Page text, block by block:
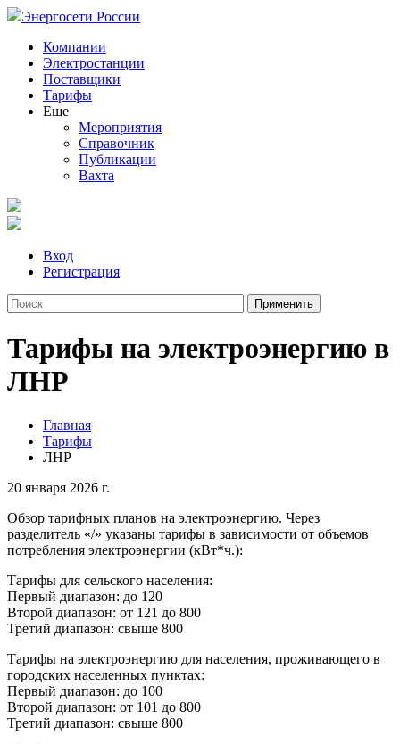
Энергосети России
Компании
Электростанции
Поставщики
Тарифы
Еще
Мероприятия
Справочник
Публикации
Вахта
Вход
Регистрация
Тарифы на электроэнергию в
ЛНР
Главная
Тарифы
ЛНР
20 января 2026 г.
Обзор тарифных планов на электроэнергию. Через
разделитель «/» указаны тарифы в зависимости от объемов
потребления электроэнергии (кВт*ч.):
Тарифы для сельского населения:
Первый диапазон: до 120
Второй диапазон: от 121 до 800
Третий диапазон: свыше 800
Тарифы на электроэнергию для населения, проживающего в
городских населенных пунктах:
Первый диапазон: до 100
Второй диапазон: от 101 до 800
Третий диапазон: свыше 800